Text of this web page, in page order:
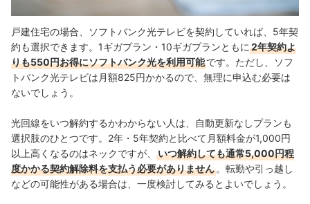
戸建住宅の場合、ソフトバンク光テレビを契約していれば、5年契
約も選択できます。1ギガプラン・10ギガプランともに 2年契約よ
りも550円お得にソフトバンク光を利用可能です。 ただし、ソフ
トバンク光テレビは月額825円かかるので、無理に申込む必要は
ないでしょう。
光回線をいつ解約するかわからない人は、自動更新なしプランも
選択肢のひとつです。2年・5年契約と比べて月額料金が1,000円
以上高くなるのはネックですが、
いつ解約しても通常5,000円程
度かかる契約解除料を支払う必要がありません 。転勤や引っ越し
などの可能性がある場合は、一度検討してみるとよいでしょう。